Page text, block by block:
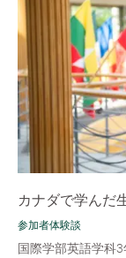
カナダで学んだ
参加者体験談
国際学部英語学科